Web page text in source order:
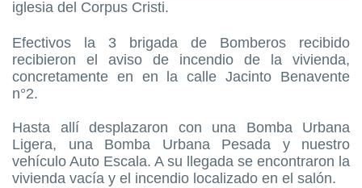
iglesia del Corpus Cristi.
Efectivos la 3 brigada de Bomberos recibido
recibieron el aviso de incendio de la vivienda,
concretamente en en la calle Jacinto Benavente
n°2.
Hasta allí desplazaron con una Bomba Urbana
Ligera, una Bomba Urbana Pesada y nuestro
vehículo Auto Escala. A su llegada se encontraron la
vivienda vacía y el incendio localizado en el salón.